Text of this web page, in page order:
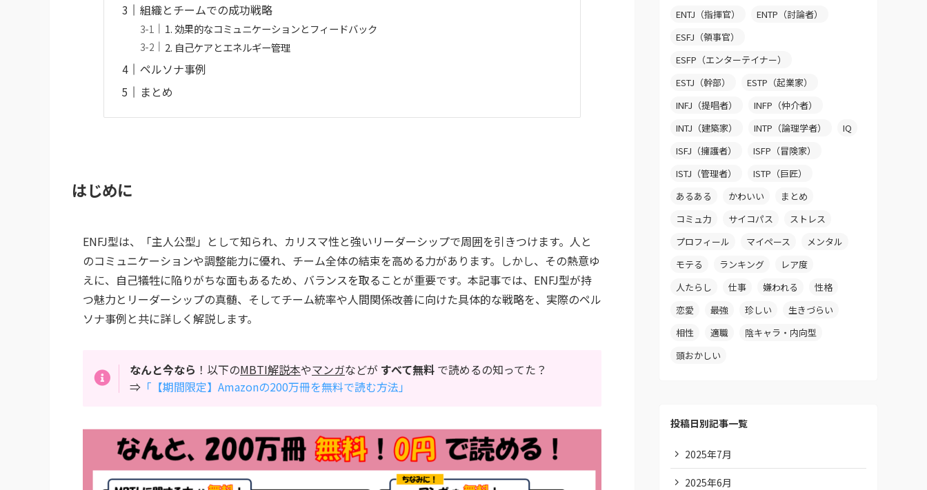
組織とチームでの成功戦略
1. 効果的なコミュニケーションとフィードバック
2. 自己ケアとエネルギー管理
ペルソナ事例
まとめ
はじめに
ENFJ型は、「主人公型」として知られ、カリスマ性と強いリーダーシップで周囲を引きつけます。人と
のコミュニケーションや調整能力に優れ、チーム全体の結束を高める力があります。しかし、その熱意ゆ
えに、自己犠牲に陥りがちな面もあるため、バランスを取ることが重要です。本記事では、ENFJ型が持
つ魅力とリーダーシップの真髄、そしてチーム統率や人間関係改善に向けた具体的な戦略を、実際のペル
ソナ事例と共に詳しく解説します。
なんと今なら ！以下のMBTI解説本やマンガなどが すべて無料 で読めるの知ってた？
⇒ 「【期間限定】Amazonの200万冊を無料で読む方法」
ENTJ（指揮官）
ENTP（討論者）
ESFJ（領事官）
ESFP（エンターテイナー）
ESTJ（幹部）
ESTP（起業家）
INFJ（提唱者）
INFP（仲介者）
INTJ（建築家）
INTP（論理学者）
IQ
ISFJ（擁護者）
ISFP（冒険家）
ISTJ（管理者）
ISTP（巨匠）
あるある
かわいい
まとめ
コミュ力
サイコパス
ストレス
プロフィール
マイペース
メンタル
モテる
ランキング
レア度
人たらし
仕事 嫌われる
性格
恋愛
最強 珍しい
生きづらい
相性
適職
陰キャラ・内向型
頭おかしい
投稿日別記事一覧
2025年7月
2025年6月